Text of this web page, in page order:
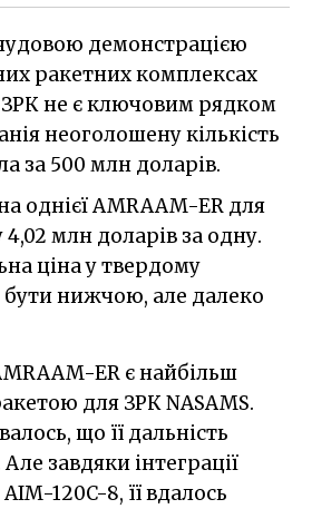
чудовою демонстрацією
ракетних комплексах
ЗРК не є ключовим рядком
неоголошену кількість
за 500 млн доларів.
однієї AMRAAM-ER для
млн доларів за одну.
ціна у твердому
нижчою, але далеко
ER є найбільш
для ЗРК NASAMS.
що її дальність
завдяки інтеграції
120C-8, її вдалось